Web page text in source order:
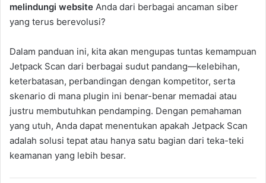
melindungi website Anda dari berbagai ancaman siber
yang terus berevolusi?
Dalam panduan ini, kita akan mengupas tuntas kemampuan
Jetpack Scan dari berbagai sudut pandang—kelebihan,
keterbatasan, perbandingan dengan kompetitor, serta
skenario di mana plugin ini benar-benar memadai atau
justru membutuhkan pendamping. Dengan pemahaman
yang utuh, Anda dapat menentukan apakah Jetpack Scan
adalah solusi tepat atau hanya satu bagian dari teka-teki
keamanan yang lebih besar.